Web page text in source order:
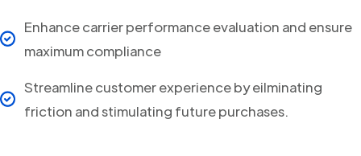
Enhance carrier performance evaluation and ensure
maximum compliance
Streamline customer experience by eilminating
friction and stimulating future purchases.